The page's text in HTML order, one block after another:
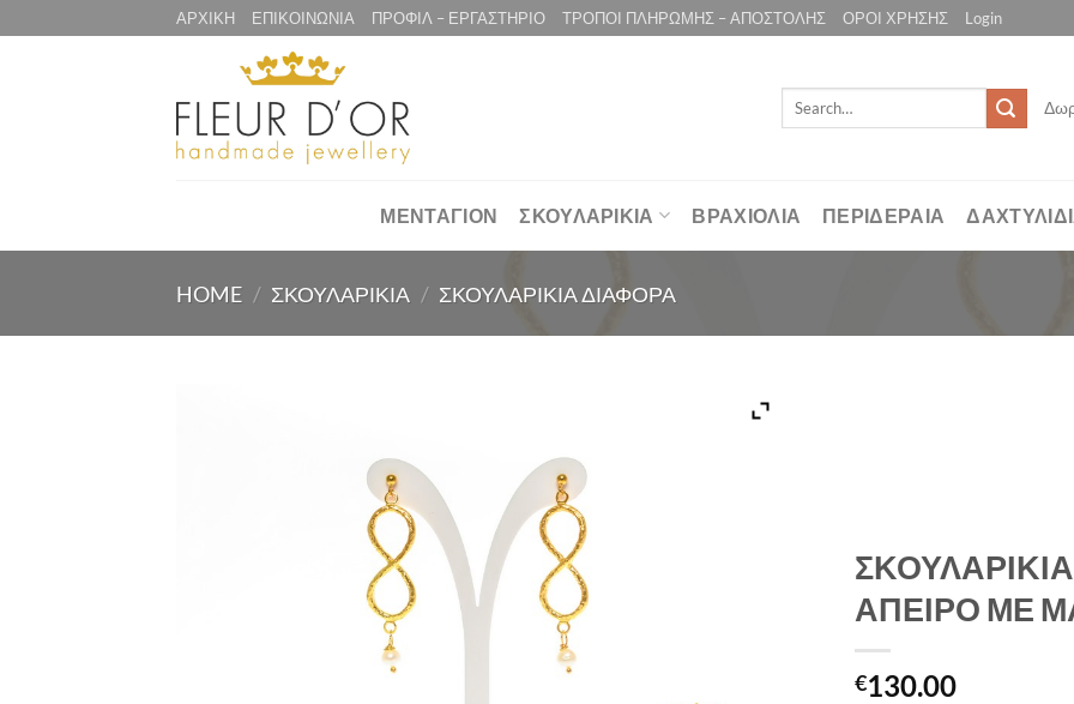
στο
ΑΡΧΙΚΗ ΕΠΙΚΟΙΝΩΝΙΑ ΠΡΟΦΙΛ – ΕΡΓΑΣΤΗΡΙΟ ΤΡΟΠΟΙ ΠΛΗΡΩΜΗΣ – ΑΠΟΣΤΟΛΗΣ ΟΡΟΙ ΧΡΗΣΗΣ Login
Search
ΜΕΝΤΑΓΙΟΝ ΣΚΟΥΛΑΡΙΚΙΑ ΒΡΑΧΙΟΛΙΑ ΠΕΡΙΔΕΡΑΙΑ
HOME / ΣΚΟΥΛΑΡΙΚΙΑ / ΣΚΟΥΛΑΡΙΚΙΑ ΔΙΑΦΟΡΑ
ΑΠΕΙΡΟ ΜΕ
€130.00